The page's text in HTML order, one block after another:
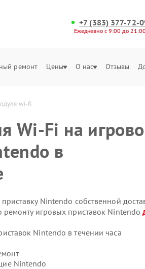
+7 (383) 377-72-
Ежедневно с 9:00 до 21:00
ремонт Цены О нас Отзывы
wi-fi
Wi-Fi на
в
Nintendo собственной
ремонту игровых приставок Nintendo
Nintendo в течении часа
Nintendo